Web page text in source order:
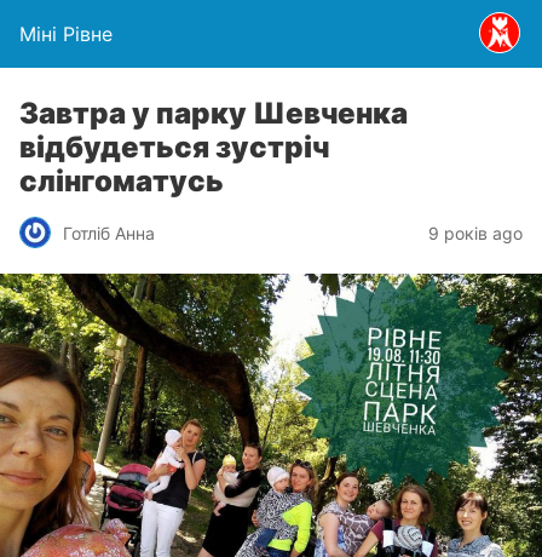
Міні Рівне
Завтра у парку Шевченка
відбудеться зустріч
слінгоматусь
Готліб Анна 9 років ago